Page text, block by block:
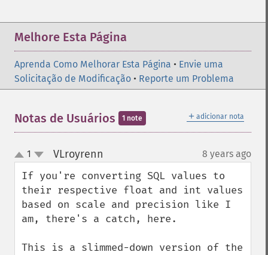
Melhore Esta Página
Aprenda Como Melhorar Esta Página • Envie uma
Solicitação de Modificação • Reporte um Problema
＋ adicionar nota
Notas de Usuários 1 note
up
down
1 VLroyrenn 8 years ago
If you're converting SQL values to
their respective float and int values
based on scale and precision like I
am, there's a catch, here.
This is a slimmed-down version of the